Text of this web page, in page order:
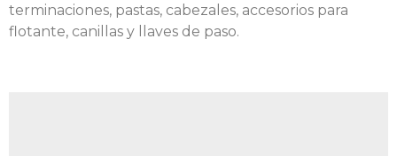
terminaciones, pastas, cabezales, accesorios para
flotante, canillas y llaves de paso.